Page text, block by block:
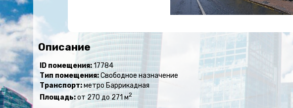
Описание
ID помещения:17784
Тип помещения:Свободное назначение
Транспорт:метро Баррикадная
Площадь:от 270 до 271 м2